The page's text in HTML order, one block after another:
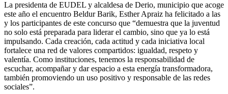
La presidenta de EUDEL y alcaldesa de Derio, municipio que acoge
este año el encuentro Beldur Barik, Esther Apraiz ha felicitado a las
y los participantes de este concurso que “demuestra que la juventud
no solo está preparada para liderar el cambio, sino que ya lo está
impulsando. Cada creación, cada actitud y cada iniciativa local
fortalece una red de valores compartidos: igualdad, respeto y
valentía. Como instituciones, tenemos la responsabilidad de
escuchar, acompañar y dar espacio a esta energía transformadora,
también promoviendo un uso positivo y responsable de las redes
sociales”.